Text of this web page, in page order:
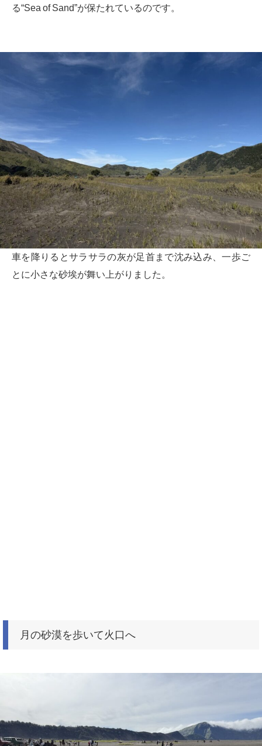
る“Sea of Sand”が保たれているのです。
車を降りるとサラサラの灰が足首まで沈み込み、一歩ご
とに小さな砂埃が舞い上がりました。
月の砂漠を歩いて火口へ